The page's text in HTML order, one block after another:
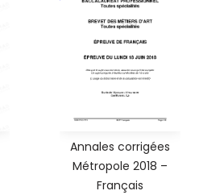
Annales corrigées
Métropole 2018 –
Français